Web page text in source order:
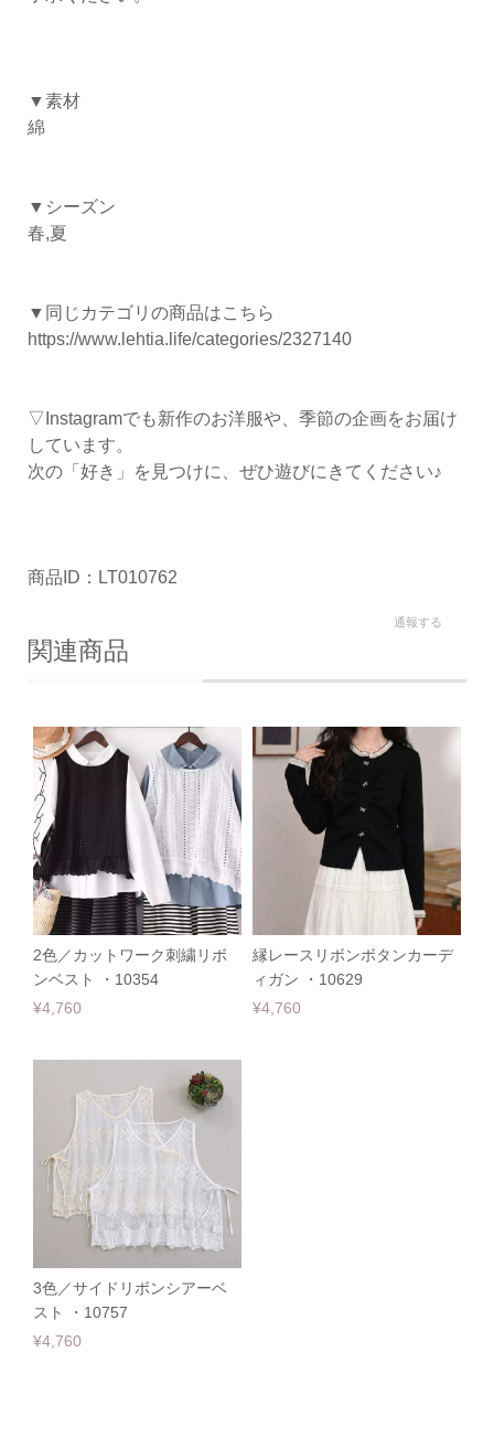
▼素材
綿
▼シーズン
春,夏
▼同じカテゴリの商品はこちら
https://www.lehtia.life/categories/2327140
▽Instagramでも新作のお洋服や、季節の企画をお届け
しています。
次の「好き」を見つけに、ぜひ遊びにきてください♪
商品ID：LT010762
通報する
関連商品
2色／カットワーク刺繍リボ
ンベスト ・10354
¥4,760
縁レースリボンボタンカーデ
ィガン ・10629
¥4,760
3色／サイドリボンシアーベ
スト ・10757
¥4,760